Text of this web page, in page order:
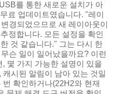
를 통한 새로운 설치가 아
료 업데이트였습니다. "레이
경되었으므로 새 레이아웃이
정합니다. 모든 설정을 확인
것 같습니다." 그는 다시 한
슨 일이 일어났을까요? 이런
몇 가지 가능한 설명이 있을
시된 알림이 남아 있는 것일
확인하거나(22H2와 현재